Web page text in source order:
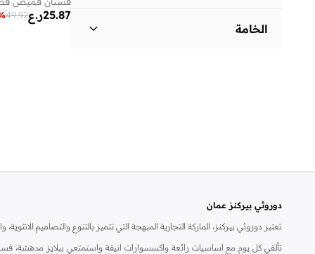
الخامة
ر.ع25.87
49.92
دوروثي بيركنز عمان
تعتبر دوروثي بيركنز، الماركة التجارية المبهجة التي تتميز بالتنوع والتصاميم
تألقي كل يوم مع اساسيات رائعة واكسسوارات انيقة واستمتعي ببلايز مدهشة،